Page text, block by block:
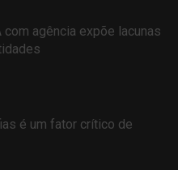
agência expõe lacunas
é um fator crítico de